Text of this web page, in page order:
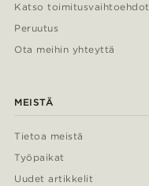
Katso toimitusvaihtoehdot
Peruutus
Ota meihin yhteyttä
MEISTÄ
Tietoa meistä
Työpaikat
Uudet artikkelit